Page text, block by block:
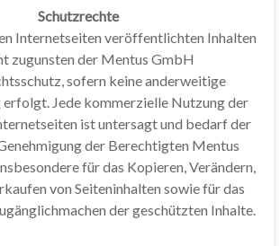
Schutzrechte
Internetseiten veröffentlichten Inhalten
zugunsten der Mentus GmbH
sofern keine anderweitige
erfolgt. Jede kommerzielle Nutzung der
ist untersagt und bedarf der
der Berechtigten Mentus
für das Kopieren, Verändern,
von Seiteninhalten sowie für das
der geschützten Inhalte.